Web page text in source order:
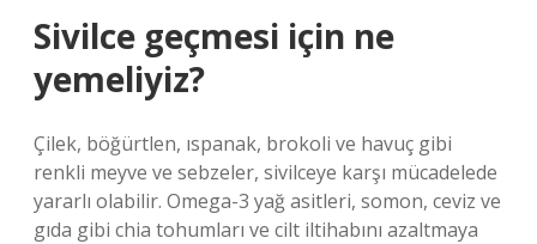
Sivilce geçmesi için ne
yemeliyiz?
Çilek, böğürtlen, ıspanak, brokoli ve havuç gibi
renkli meyve ve sebzeler, sivilceye karşı mücadelede
yararlı olabilir. Omega-3 yağ asitleri, somon, ceviz ve
gıda gibi chia tohumları ve cilt iltihabını azaltmaya